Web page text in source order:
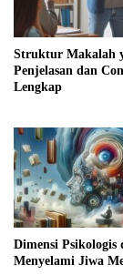
Struktur Makalah
Penjelasan dan
Lengkap
Dimensi Psikologis
Menyelami Jiwa